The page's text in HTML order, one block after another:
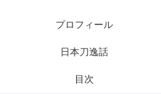
プロフィール
日本刀逸話
目次